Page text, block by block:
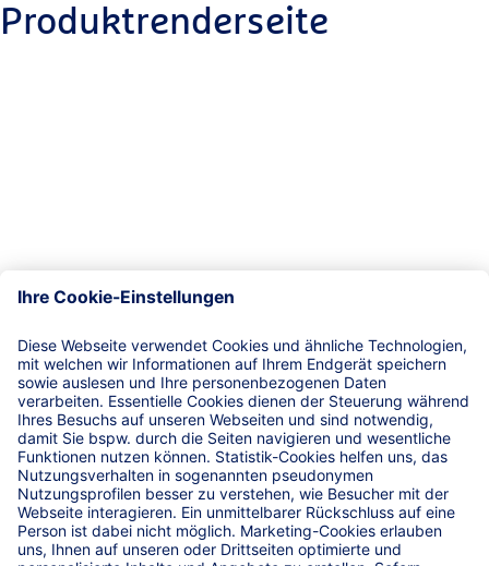
Produktrenderseite